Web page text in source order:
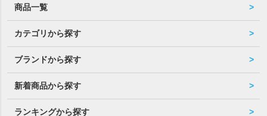
商品一覧
カテゴリから探す
ブランドから探す
新着商品から探す
ランキングから探す